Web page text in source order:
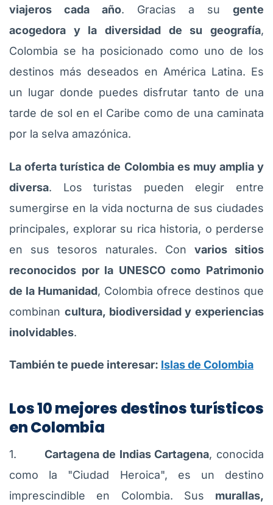
viajeros cada año. Gracias a sugente
acogedora y la diversidad de su geografía,
Colombia se ha posicionado como uno de los
destinos más deseados en América Latina. Es
un lugar donde puedes disfrutar tanto de una
tarde de sol en el Caribe como de una caminata
por la selva amazónica.
La oferta turística de Colombia es muy amplia y
diversa. Los turistas pueden elegir entre
sumergirse en la vida nocturna de sus ciudades
principales, explorar su rica historia, o perderse
en sus tesoros naturales. Con varios sitios
reconocidos por la UNESCO como Patrimonio
de la Humanidad, Colombia ofrece destinos que
combinan cultura, biodiversidad y experiencias
inolvidables.
También te puede interesar: Islas de Colombia
Los 10 mejores destinos turísticos
en Colombia
1. Cartagena de Indias Cartagena, conocida
como la "Ciudad Heroica", es un destino
imprescindible en Colombia. Sus murallas,